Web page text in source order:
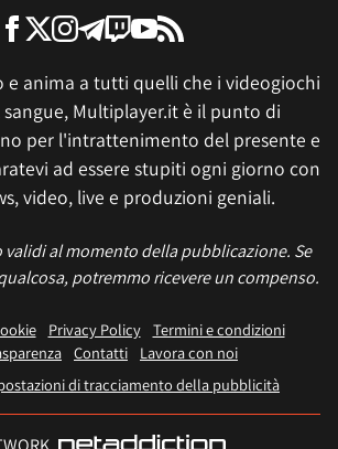
e anima a tutti quelli che i videogiochi
Multiplayer.it è il punto di
per l'intrattenimento del presente e
ad essere stupiti ogni giorno con
video, live e produzioni geniali.
validi al momento della pubblicazione. Se
potremmo ricevere un compenso.
Privacy Policy
Termini e condizioni
Contatti
Lavora con noi
di tracciamento della pubblicità